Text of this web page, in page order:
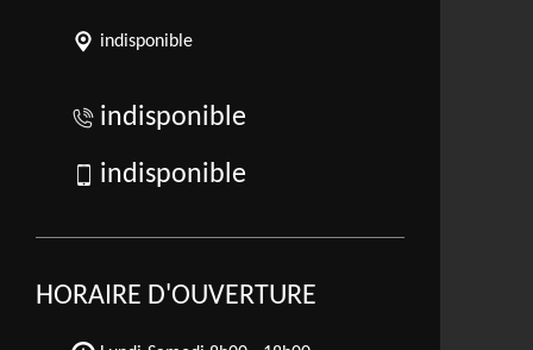
indisponible
indisponible
indisponible
HORAIRE D'OUVERTURE